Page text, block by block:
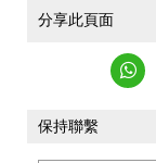
分享此頁面
保持聯繫